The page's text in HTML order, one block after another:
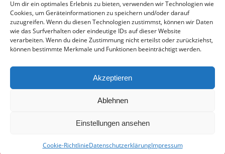
Um dir ein optimales Erlebnis zu bieten, verwenden wir Technologien wie
Cookies, um Geräteinformationen zu speichern und/oder darauf
zuzugreifen. Wenn du diesen Technologien zustimmst, können wir Daten
wie das Surfverhalten oder eindeutige IDs auf dieser Website
verarbeiten. Wenn du deine Zustimmung nicht erteilst oder zurückziehst,
können bestimmte Merkmale und Funktionen beeinträchtigt werden.
Akzeptieren
Ablehnen
Einstellungen ansehen
Cookie-RichtlinieDatenschutzerklärungImpressum
Saarbrücken
10.07.2012
Wormser
Zeitung
VfR Wormatia Worms
gewinnt beim Drittligisten
1. FC Saarbrücken mit 2:1
10.07.2012
Wormser
Wormatia Worms-Trainer
Borchers: „Die Situation ist
© VfR Wormatia Worms